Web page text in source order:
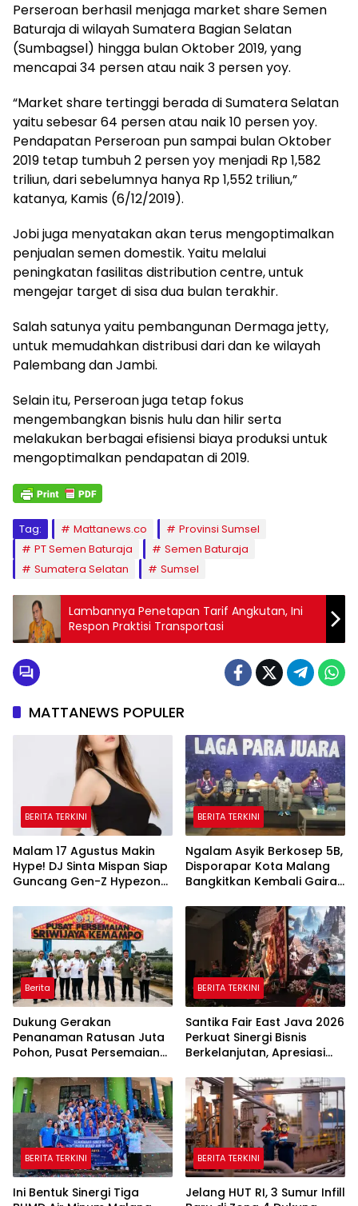
Perseroan berhasil menjaga market share Semen
Baturaja di wilayah Sumatera Bagian Selatan
(Sumbagsel) hingga bulan Oktober 2019, yang
mencapai 34 persen atau naik 3 persen yoy.
“Market share tertinggi berada di Sumatera Selatan
yaitu sebesar 64 persen atau naik 10 persen yoy.
Pendapatan Perseroan pun sampai bulan Oktober
2019 tetap tumbuh 2 persen yoy menjadi Rp 1,582
triliun, dari sebelumnya hanya Rp 1,552 triliun,”
katanya, Kamis (6/12/2019).
Jobi juga menyatakan akan terus mengoptimalkan
penjualan semen domestik. Yaitu melalui
peningkatan fasilitas distribution centre, untuk
mengejar target di sisa dua bulan terakhir.
Salah satunya yaitu pembangunan Dermaga jetty,
untuk memudahkan distribusi dari dan ke wilayah
Palembang dan Jambi.
Selain itu, Perseroan juga tetap fokus
mengembangkan bisnis hulu dan hilir serta
melakukan berbagai efisiensi biaya produksi untuk
mengoptimalkan pendapatan di 2019.
Tag: Mattanews.co
Provinsi Sumsel
PT Semen Baturaja
Semen Baturaja
Sumatera Selatan
Sumsel
Lambannya Penetapan Tarif Angkutan, Ini
Respon Praktisi Transportasi
MATTANEWS POPULER
BERITA TERKINI
Malam 17 Agustus Makin
Hype! DJ Sinta Mispan Siap
Guncang Gen-Z Hypezone
BERITA TERKINI
Ngalam Asyik Berkosep 5B,
Disporapar Kota Malang
Bangkitkan Kembali Gairah
Berita
Dukung Gerakan
Penanaman Ratusan Juta
Pohon, Pusat Persemaian
Perkuat Jaringan
Persemaian Nasional*
BERITA TERKINI
Santika Fair East Java 2026
Perkuat Sinergi Bisnis
Berkelanjutan, Apresiasi
Corporate Award
BERITA TERKINI
Ini Bentuk Sinergi Tiga
BERITA TERKINI
Jelang HUT RI, 3 Sumur Infill